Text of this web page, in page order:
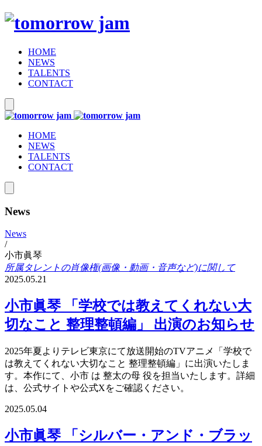
HOME
NEWS
TALENTS
CONTACT
HOME
NEWS
TALENTS
CONTACT
News
News
/
小市眞琴
所属タレントの肖像権(画像・動画・音声など)に関して
2025.05.21
小市眞琴 「学校では教えてくれない大
切なこと 整理整頓編」 出演のお知らせ
2025年夏よりテレビ東京にて放送開始のTVアニメ「学校で
は教えてくれない大切なこと 整理整頓編」に出演いたしま
す。本作にて、小市 は 整太の母 役を担当いたします。詳細
は、公式サイトや公式Xをご確認ください。
2025.05.04
小市眞琴 「シルバー・アンド・ブラッ